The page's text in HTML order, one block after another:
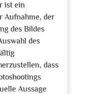
ist ein
Aufnahme, der
des Bildes
des
dass
Aussage